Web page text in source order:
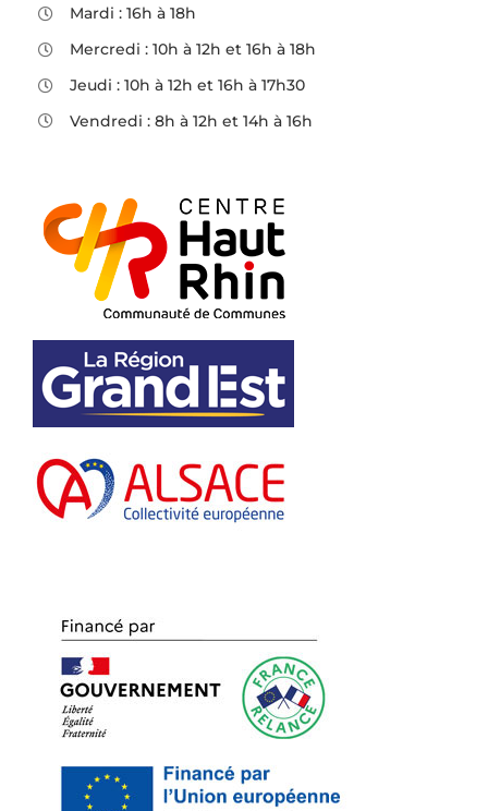
Mardi : 16h à 18h
Mercredi : 10h à 12h et 16h à 18h
Jeudi : 10h à 12h et 16h à 17h30
Vendredi : 8h à 12h et 14h à 16h